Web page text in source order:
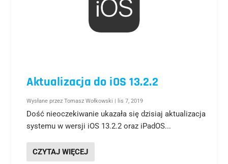
Aktualizacja do iOS 13.2.2
Wysłane przezTomasz Wołkowski | lis 7, 2019
Dość nieoczekiwanie ukazała się dzisiaj aktualizacja
systemu w wersji iOS 13.2.2 oraz iPadOS...
CZYTAJ WIĘCEJ